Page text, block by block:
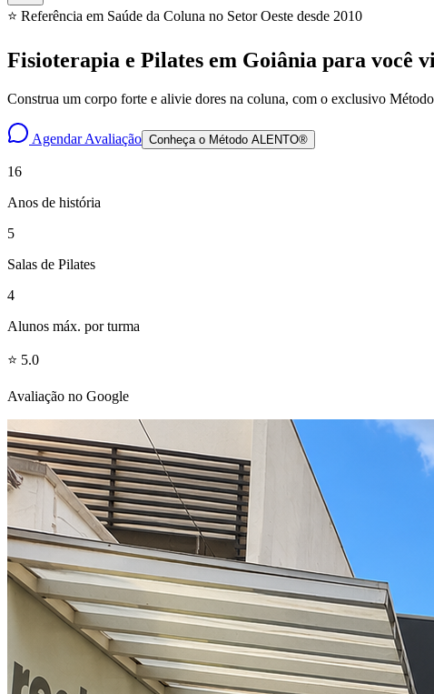
⭐ Referência em Saúde da Coluna no Setor Oeste desde 2010
Fisioterapia e Pilates em Goiânia para você
Construa um corpo forte e alivie dores na coluna, com o exclusivo
Agendar Avaliação Conheça o Método ALENTO®
16
Anos de história
5
Salas de Pilates
4
Alunos máx. por turma
⭐ 5.0
Avaliação no Google